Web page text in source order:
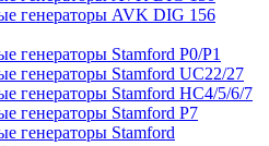
генераторы AVK DIG 156
генераторы Stamford P0/P1
генераторы Stamford UC22/27
генераторы Stamford HC4/5/6/7
генераторы Stamford P7
генераторы Stamford